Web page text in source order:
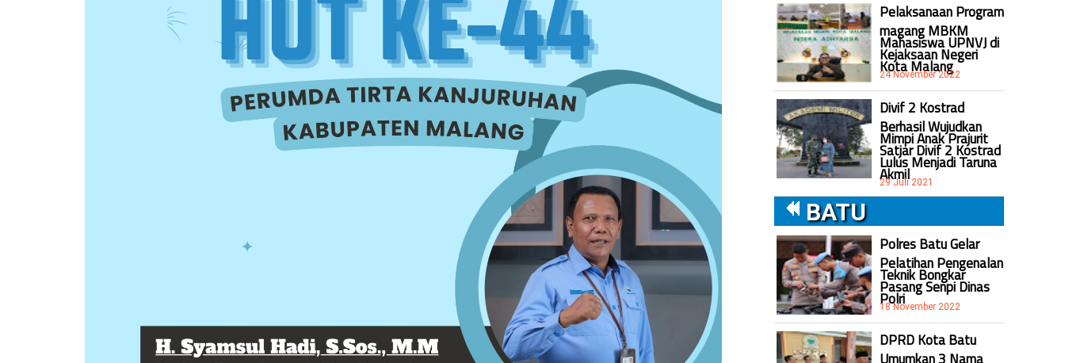
Pelaksanaan Program
magang MBKM
Mahasiswa UPNVJ di
Kejaksaan Negeri
Kota Malang
24 November 2022
Divif 2 Kostrad
Berhasil Wujudkan
Mimpi Anak Prajurit
Satjar Divif 2 Kostrad
Lulus Menjadi Taruna
Akmil
29 Juli 2021
BATU
Polres Batu Gelar
Pelatihan Pengenalan
Teknik Bongkar
Pasang Senpi Dinas
Polri
18 November 2022
DPRD Kota Batu
Umumkan 3 Nama